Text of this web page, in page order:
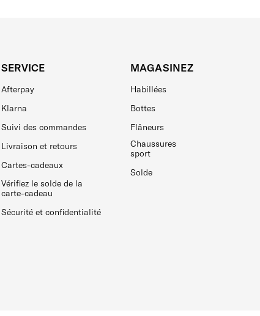
SERVICE
Afterpay
Klarna
Suivi des commandes
Livraison et retours
Cartes-cadeaux
Vérifiez le solde de la
carte-cadeau
Sécurité et confidentialité
MAGASINEZ
Habillées
Bottes
Flâneurs
Chaussures
sport
Solde